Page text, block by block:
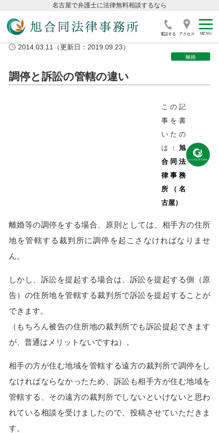
名古屋で弁護士に法律無料相談するなら
電話する アクセス
2014.03.11（更新日：2019.09.23）
離婚
調停と訴訟の管轄の違い
この記
事を書
いたの
は：旭
合同法
律事務
所（名
古屋）
離婚等の調停をする場合、原則としては、相手方の住所
地を管轄する裁判所に調停を起こさなければなりませ
ん。
しかし、訴訟を提起する場合は、訴訟を提起する側（原
告）の住所地を管轄する裁判所で訴訟を提起することが
できます。
（もちろん被告の住所地の裁判所でも訴訟提起できます
が、普通はメリットないですね）。
相手の方が住む地域を管轄する遠方の裁判所で調停をし
なければならなかったため、訴訟も相手方が住む地域を
管轄する、その遠方の裁判所でしないといけないと思わ
れている相談を受けましたので、投稿させていただきま
す。